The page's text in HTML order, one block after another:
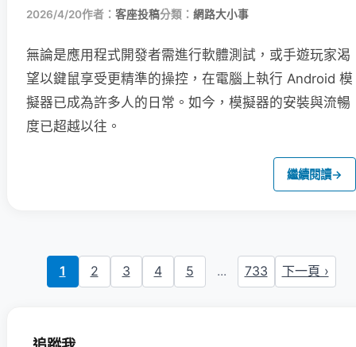
2026/4/20作者： 客座投稿分類： 網路大小事
無論是應用程式開發者需進行軟體測試，或手遊玩家渴
望以鍵鼠享受更精準的操控，在電腦上執行 Android 模
擬器已成為許多人的日常。如今，模擬器的安裝與流暢
度已超越以往。
繼續閱讀→
1 2 3 4 5 ... 733 下一頁 ›